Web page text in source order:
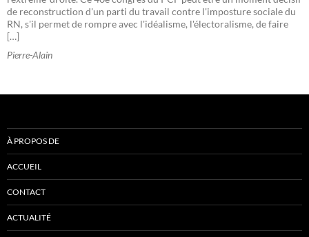
de reconstruction d'un parti du travail contre l'imposture sociale du
RN, s'il permet de rompre avec l'idéalisme, l'électoralisme, de faire
[…]
Pierre-Alain
À PROPOS DE
ACCUEIL
CONTACT
ACTUALITÉ